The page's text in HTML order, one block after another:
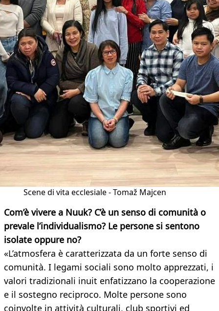
Scene di vita ecclesiale - Tomaž Majcen
Com’è vivere a Nuuk? C’è un senso di comunità o
prevale l’individualismo? Le persone si sentono
isolate oppure no?
«L’atmosfera è caratterizzata da un forte senso di
comunità. I legami sociali sono molto apprezzati, i
valori tradizionali inuit enfatizzano la cooperazione
e il sostegno reciproco. Molte persone sono
coinvolte in attività culturali, club sportivi ed